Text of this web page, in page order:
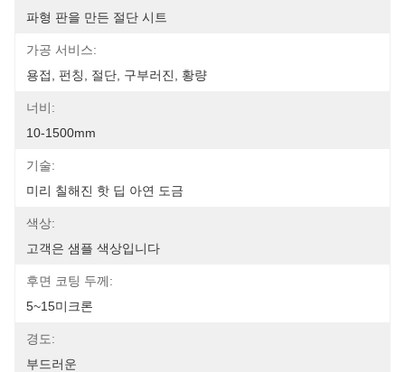
파형 판을 만든 절단 시트
가공 서비스:
용접, 펀칭, 절단, 구부러진, 황량
너비:
10-1500mm
기술:
미리 칠해진 핫 딥 아연 도금
색상:
고객은 샘플 색상입니다
후면 코팅 두께:
5~15미크론
경도:
부드러운